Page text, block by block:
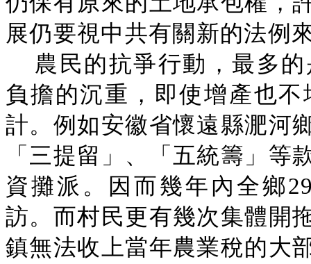
展仍要視中共有關新的法例
農民的抗爭行動，最多
負擔的沉重，即使增產也
計。例如安徽省懷遠縣淝河
「三提留」、「五統籌」等
資攤派。因而幾年內全鄉
訪。而村民更有幾次集體開
鎮無法收上當年農業稅的大